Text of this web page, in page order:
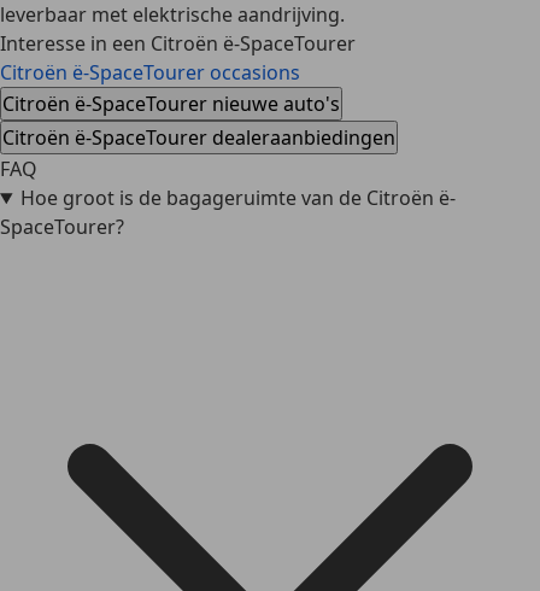
leverbaar met elektrische aandrijving.
Interesse in een Citroën ë-SpaceTourer
Citroën ë-SpaceTourer occasions
Citroën ë-SpaceTourer nieuwe auto's
Citroën ë-SpaceTourer dealeraanbiedingen
FAQ
Hoe groot is de bagageruimte van de Citroën ë-
SpaceTourer?